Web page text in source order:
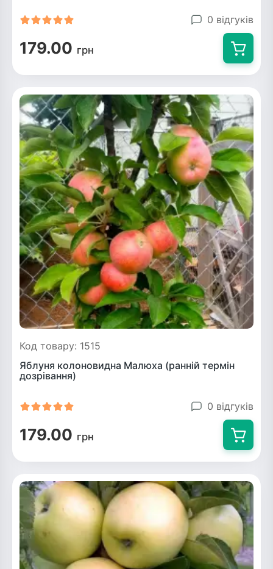
0 відгуків
179.00 грн
Код товару: 1515
Яблуня колоновидна Малюха (ранній термін
дозрівання)
0 відгуків
179.00 грн